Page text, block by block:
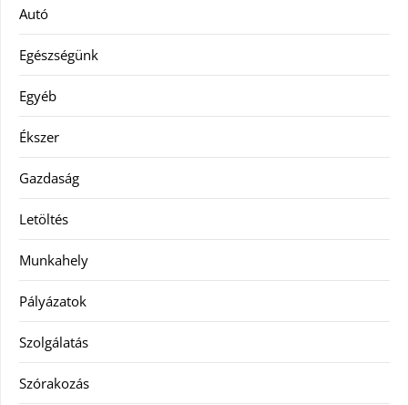
Autó
Egészségünk
Egyéb
Ékszer
Gazdaság
Letöltés
Munkahely
Pályázatok
Szolgálatás
Szórakozás